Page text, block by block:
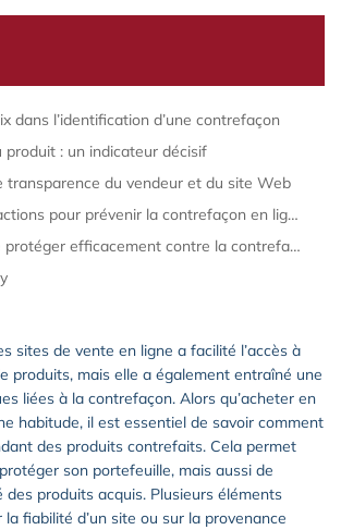
dans l’identification d’une contrefaçon
produit : un indicateur décisif
transparence du vendeur et du site Web
Mesures et actions pour prévenir la contrefaçon en ligne
Comment se protéger efficacement contre la contrefaçon en ligne ?
sites de vente en ligne a facilité l’accès à
produits, mais elle a également entraîné une
liées à la contrefaçon. Alors qu’acheter en
habitude, il est essentiel de savoir comment
des produits contrefaits. Cela permet
son portefeuille, mais aussi de
des produits acquis. Plusieurs éléments
fiabilité d’un site ou sur la provenance